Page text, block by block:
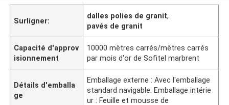
Surligner:
dalles polies de granit,
pavés de granit
Capacité d'approv
isionnement
10000 mètres carrés/mètres carrés
par mois d'or de Sofitel marbrent
Détails d'emballa
ge
Emballage externe : Avec l'emballage
standard navigable. Emballage intérie
ur : Feuille et mousse de